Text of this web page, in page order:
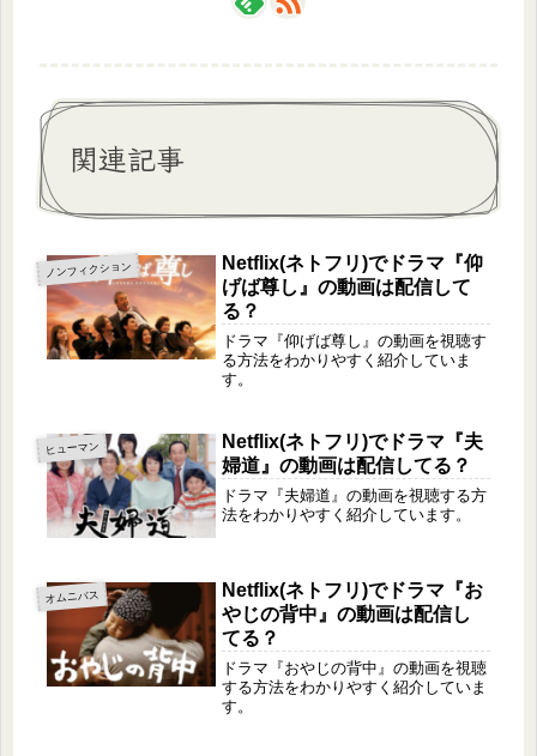
関連記事
ノンフィクション
Netflix(ネトフリ)でドラマ『仰
げば尊し』の動画は配信して
る？
ドラマ『仰げば尊し』の動画を視聴す
る方法をわかりやすく紹介していま
す。
ヒューマン
Netflix(ネトフリ)でドラマ『夫
婦道』の動画は配信してる？
ドラマ『夫婦道』の動画を視聴する方
法をわかりやすく紹介しています。
オムニバス
Netflix(ネトフリ)でドラマ『お
やじの背中』の動画は配信し
てる？
ドラマ『おやじの背中』の動画を視聴
する方法をわかりやすく紹介していま
す。